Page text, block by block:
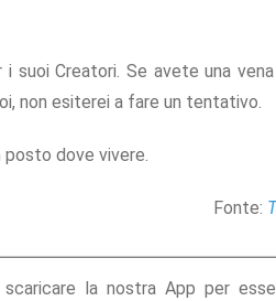
suoi Creatori. Se avete una
non esiterei a fare un tentativo.
posto dove vivere.
Fonte:
la nostra App per